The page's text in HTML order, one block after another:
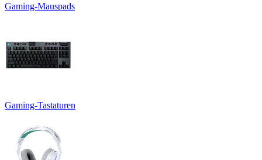
Gaming-Mauspads
Gaming-Tastaturen